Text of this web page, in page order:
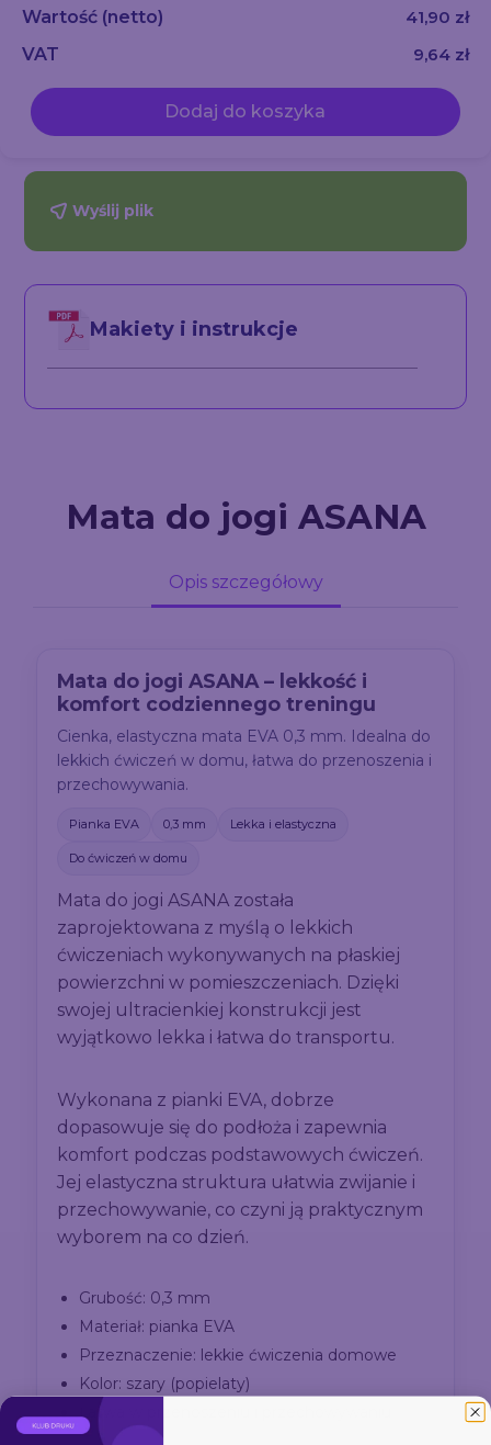
Wartość (netto)
41,90 zł
VAT
9,64 zł
Dodaj do koszyka
Wyślij plik
Makiety i instrukcje
Mata do jogi ASANA
Opis szczegółowy
Mata do jogi ASANA – lekkość i
komfort codziennego treningu
Cienka, elastyczna mata EVA 0,3 mm. Idealna do
lekkich ćwiczeń w domu, łatwa do przenoszenia i
przechowywania.
Pianka EVA 0,3 mm Lekka i elastyczna
Do ćwiczeń w domu
Mata do jogi ASANA została
zaprojektowana z myślą o lekkich
ćwiczeniach wykonywanych na płaskiej
powierzchni w pomieszczeniach. Dzięki
swojej ultracienkiej konstrukcji jest
wyjątkowo lekka i łatwa do transportu.
Wykonana z pianki EVA, dobrze
dopasowuje się do podłoża i zapewnia
komfort podczas podstawowych ćwiczeń.
Jej elastyczna struktura ułatwia zwijanie i
przechowywanie, co czyni ją praktycznym
wyborem na co dzień.
Grubość: 0,3 mm
Materiał: pianka EVA
Przeznaczenie: lekkie ćwiczenia domowe
Kolor: szary (popielaty)
Łatwa w przenoszeniu i przechowywaniu